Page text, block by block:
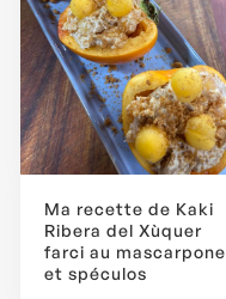
Ma recette de Kaki
Ribera del Xùquer
farci au mascarpone
et spéculos